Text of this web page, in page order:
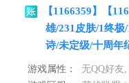
【1166359】【
雄/231皮肤/1终极
诗/未定级/十周年
游戏属性：
无QQ好友